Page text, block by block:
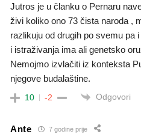
Jutros je u članku o Pernaru
živi koliko ono 73 čista naroda ,
razlikuju od drugih po svemu pa
i istraživanja ima ali genetsko
Nemojmo izvlačiti iz konteksta
njegove budalaštine.
10 -2 Odgovori
Ante 7 godine prije